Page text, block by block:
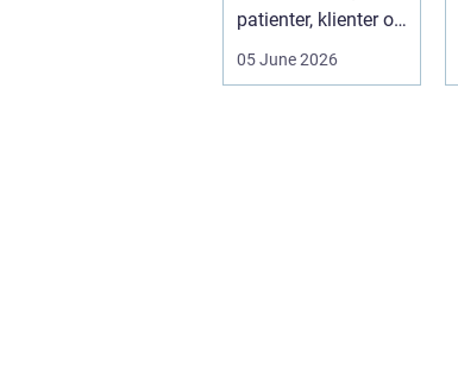
patienter, klienter og
05 June 2026